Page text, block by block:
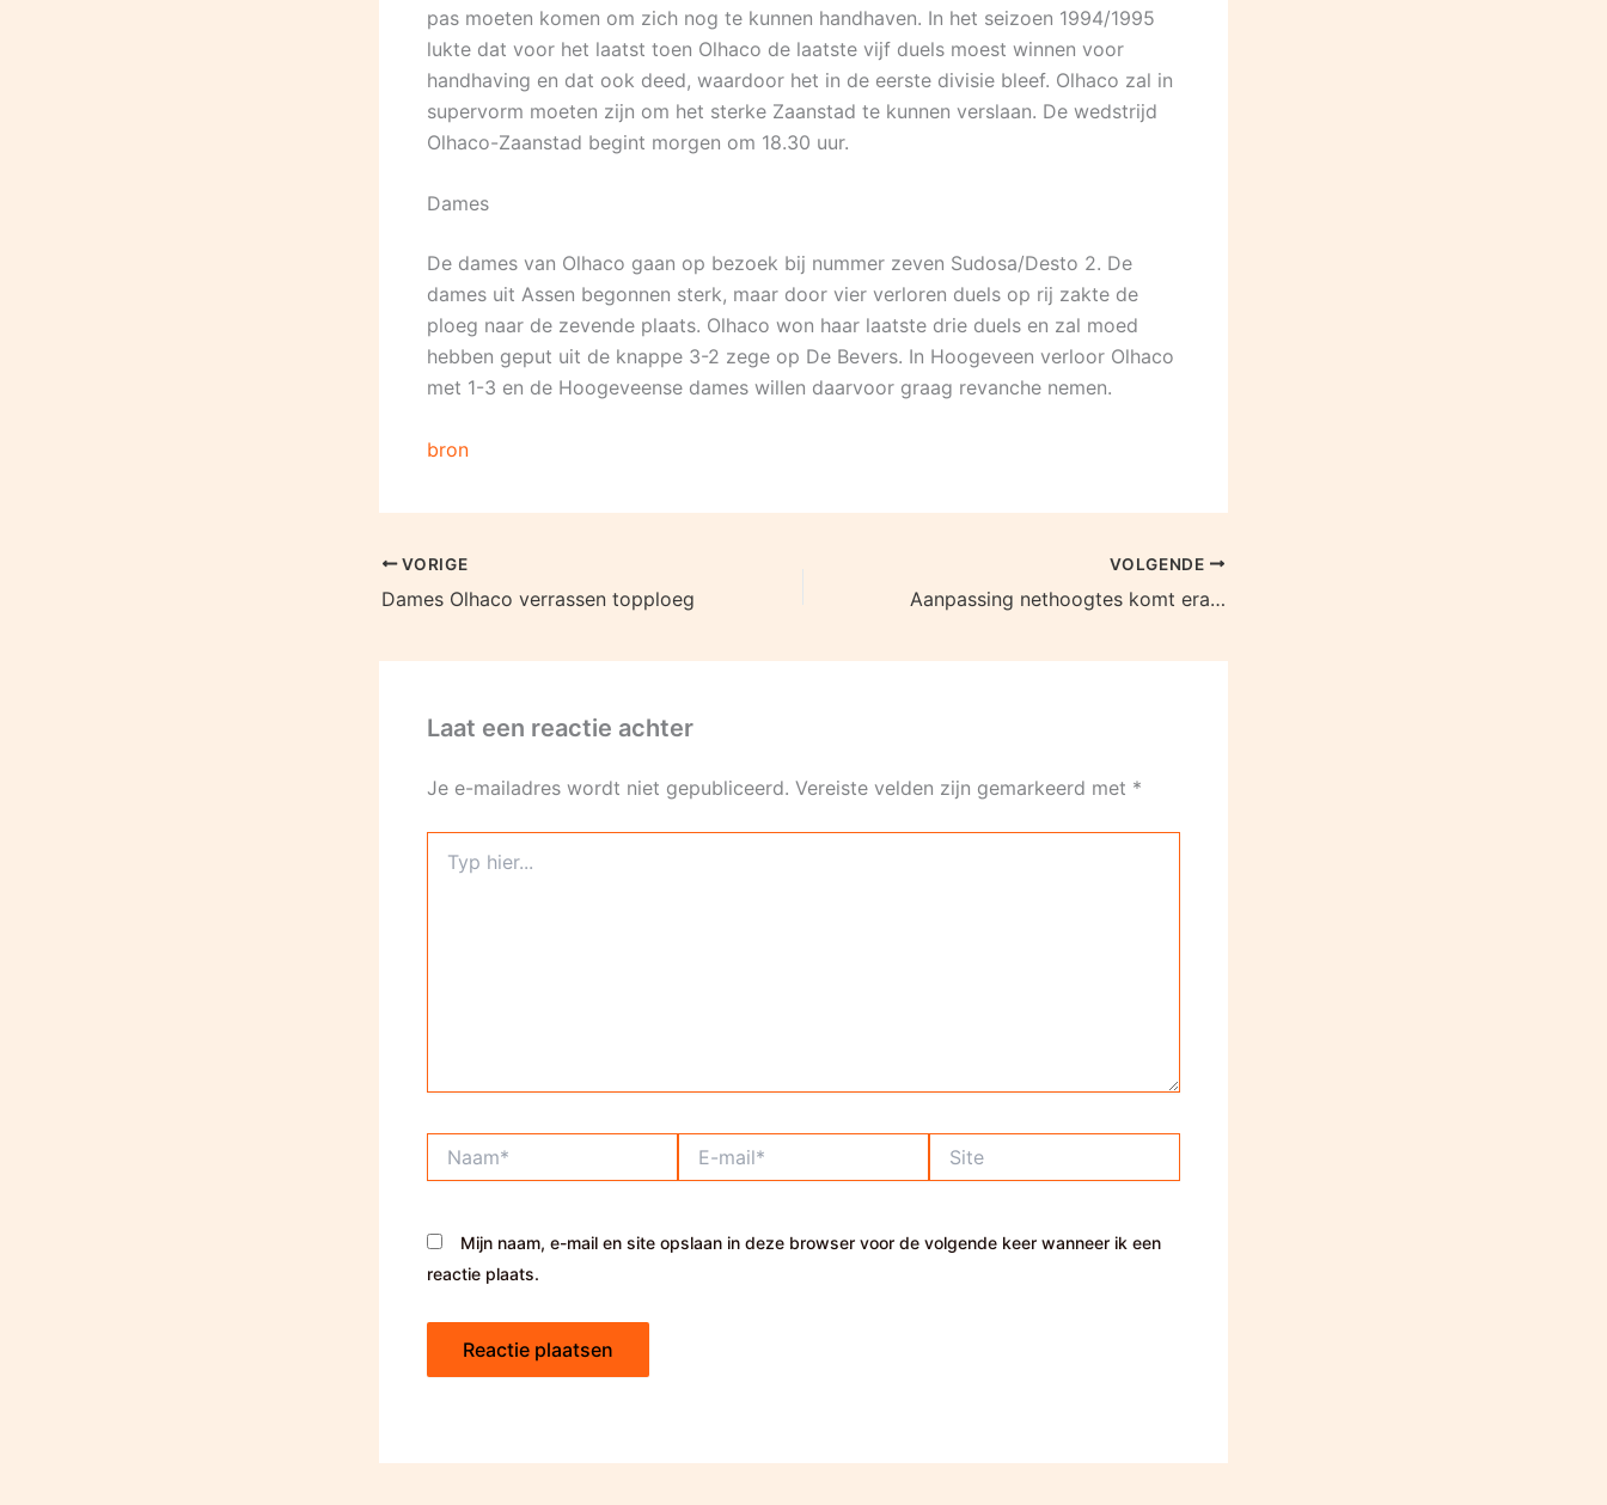
pas moeten komen om zich nog te kunnen handhaven. In het seizoen 1994/1995
lukte dat voor het laatst toen Olhaco de laatste vijf duels moest winnen voor
handhaving en dat ook deed, waardoor het in de eerste divisie bleef. Olhaco zal in
supervorm moeten zijn om het sterke Zaanstad te kunnen verslaan. De wedstrijd
Olhaco-Zaanstad begint morgen om 18.30 uur.
Dames
De dames van Olhaco gaan op bezoek bij nummer zeven Sudosa/Desto 2. De
dames uit Assen begonnen sterk, maar door vier verloren duels op rij zakte de
ploeg naar de zevende plaats. Olhaco won haar laatste drie duels en zal moed
hebben geput uit de knappe 3-2 zege op De Bevers. In Hoogeveen verloor Olhaco
met 1-3 en de Hoogeveense dames willen daarvoor graag revanche nemen.
bron
VORIGE
Dames Olhaco verrassen topploeg
VOLGENDE
Aanpassing nethoogtes komt eraan
Laat een reactie achter
Je e-mailadres wordt niet gepubliceerd. Vereiste velden zijn gemarkeerd met *
hier...
mail*
Mijn naam, e-mail en site opslaan in deze browser voor de volgende keer wanneer ik een
reactie plaats.